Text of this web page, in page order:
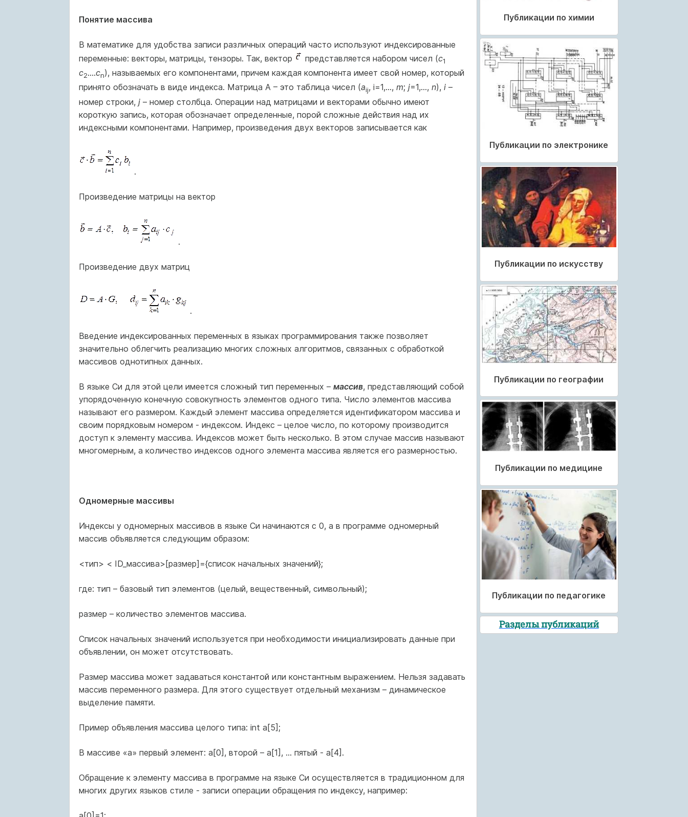
Понятие массива
В математике для удобства записи различных операций часто используют индексированные
переменные: векторы, матрицы, тензоры. Так, вектор
представляется набором чисел (c1
c2....cn), называемых его компонентами, причем каждая компонента имеет свой номер, который
принято обозначать в виде индекса. Матрица А – это таблица чисел (аij, i=1,..., m; j=1,..., n), i–
номер строки, j– номер столбца. Операции над матрицами и векторами обычно имеют
короткую запись, которая обозначает определенные, порой сложные действия над их
индексными компонентами. Например, произведения двух векторов записывается как
.
Произведение матрицы на вектор
.
Произведение двух матриц
.
Введение индексированных переменных в языках программирования также позволяет
значительно облегчить реализацию многих сложных алгоритмов, связанных с обработкой
массивов однотипных данных.
В языке Си для этой цели имеется сложный тип переменных – массив, представляющий собой
упорядоченную конечную совокупность элементов одного типа. Число элементов массива
называют его размером. Каждый элемент массива определяется идентификатором массива и
своим порядковым номером - индексом. Индекс – целое число, по которому производится
доступ к элементу массива. Индексов может быть несколько. В этом случае массив называют
многомерным, а количество индексов одного элемента массива является его размерностью.
Одномерные массивы
Индексы у одномерных массивов в языке Си начинаются с 0, а в программе одномерный
массив объявляется следующим образом:
<тип> < ID_массива>[размер]={список начальных значений};
где: тип – базовый тип элементов (целый, вещественный, символьный);
размер – количество элементов массива.
Список начальных значений используется при необходимости инициализировать данные при
объявлении, он может отсутствовать.
Размер массива может задаваться константой или константным выражением. Нельзя задавать
массив переменного размера. Для этого существует отдельный механизм – динамическое
выделение памяти.
Пример объявления массива целого типа: int a[5];
В массиве «а» первый элемент: а[0], второй – а[1], … пятый - а[4].
Обращение к элементу массива в программе на языке Си осуществляется в традиционном для
многих других языков стиле - записи операции обращения по индексу, например:
Публикации по химии
Публикации по электронике
Публикации по искусству
Публикации по географии
Публикации по медицине
Публикации по педагогике
Разделы публикаций